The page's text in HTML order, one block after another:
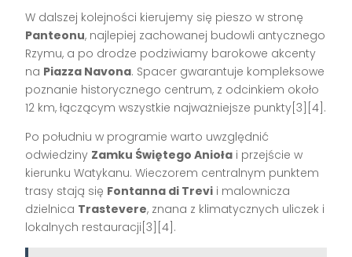
W dalszej kolejności kierujemy się pieszo w stronę
Panteonu, najlepiej zachowanej budowli antycznego
Rzymu, a po drodze podziwiamy barokowe akcenty
na Piazza Navona. Spacer gwarantuje kompleksowe
poznanie historycznego centrum, z odcinkiem około
12 km, łączącym wszystkie najważniejsze punkty[3][4].
Po południu w programie warto uwzględnić
odwiedziny Zamku Świętego Anioła i przejście w
kierunku Watykanu. Wieczorem centralnym punktem
trasy stają się Fontanna di Trevi i malownicza
dzielnica Trastevere, znana z klimatycznych uliczek i
lokalnych restauracji[3][4].